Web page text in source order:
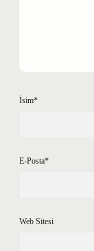
İsim*
E-Posta*
Web Sitesi